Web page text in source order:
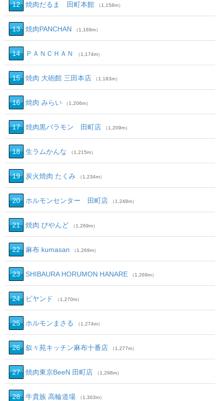
12 焼肉だるま 田町本館 （1,158m）
13 焼肉PANCHAN （1,169m）
14 ＰＡＮＣＨＡＮ （1,174m）
15 焼肉 大砲館 三田本店 （1,183m）
16 焼肉 みらい （1,206m）
17 焼肉黒バラモン 田町店 （1,209m）
18 生ラムかんな （1,215m）
19 炭火焼肉 たくみ （1,234m）
20 ホルモンセンター 田町店 （1,248m）
21 焼肉 びやんど （1,269m）
22 麻布 kumasan （1,269m）
23 SHIBAURA HORUMON HANARE （1,269m）
24 ビヤンド （1,270m）
25 ホルモンまさる （1,274m）
26 叙々苑キッチン麻布十番店 （1,277m）
27 焼肉東京BeeN 田町店 （1,298m）
28 牛貴族 高輪道場 （1,303m）